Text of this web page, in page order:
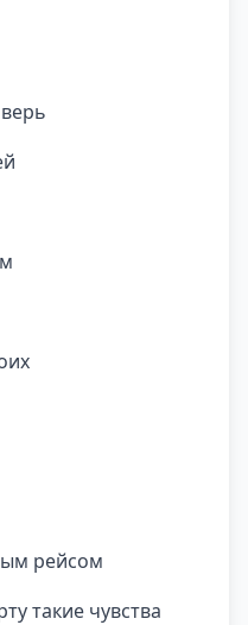
рейсом
такие чувства